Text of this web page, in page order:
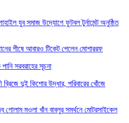
যুব সমাজ উদ্যোগে ফুটবল টুর্নামেন্ট অনুষ্ঠিত
শীষে আবারও টিকেট পেলেন মোশাররফ
সরবরাহের সূচনা
ব্রিজে দুই কিশোর উদ্ধার, পরিবারের খোঁজে
গোলাম মওলা খাঁন বাবলুর সমর্থনে মোটরসাইকেল